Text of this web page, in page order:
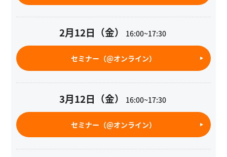
2月12日（金） 16:00~17:30
セミナー（@オンライン）
3月12日（金） 16:00~17:30
セミナー（@オンライン）